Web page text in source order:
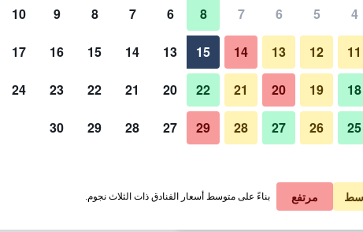
في الليلة
94 ﷼ عرض الصفقة
98 ﷼ عرض الصفقة
4
5
6
7
8
11
12
13
14
15
18
19
20
21
22
25
26
27
28
29
6
7
8
9
10
13
14
15
16
17
20
21
22
23
24
27
28
29
30
مرتفع بناءً على متوسط أسعار الفنادق ذات الثلاث نجوم.